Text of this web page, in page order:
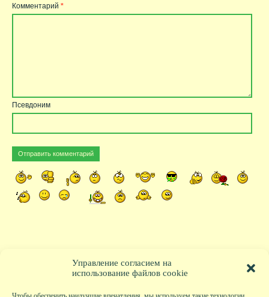
Управление согласием на
использование файлов cookie
Комментарий *
Псевдоним